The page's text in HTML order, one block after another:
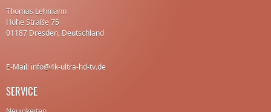
Thomas Lehmann
Hohe Straße 75
01187 Dresden, Deutschland
E-Mail: info@4k-ultra-hd-tv.de
SERVICE